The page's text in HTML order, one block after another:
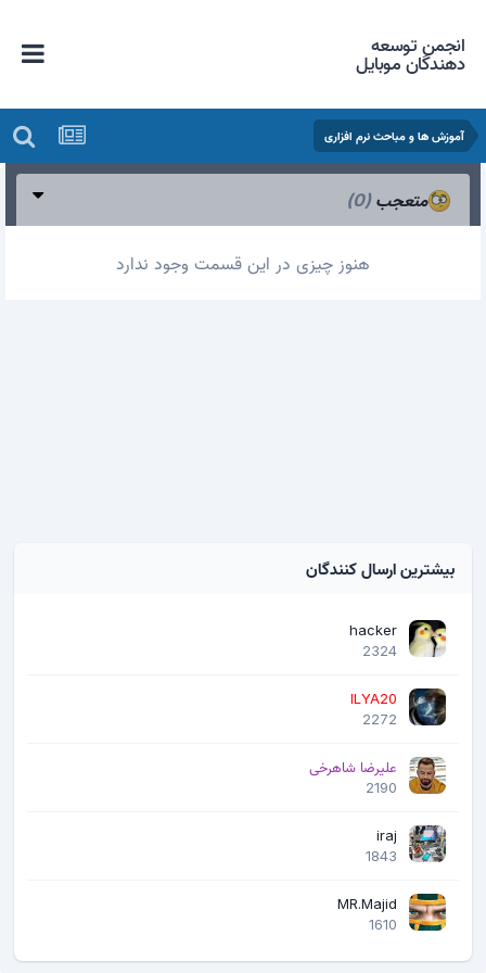
انجمن توسعه
دهندگان موبایل
آموزش ها و مباحث نرم افزاری
متعجب (0)
هنوز چیزی در این قسمت وجود ندارد
بیشترین ارسال کنندگان
hacker
2324
ILYA20
2272
علیرضا شاهرخی
2190
iraj
1843
MR.Majid
1610